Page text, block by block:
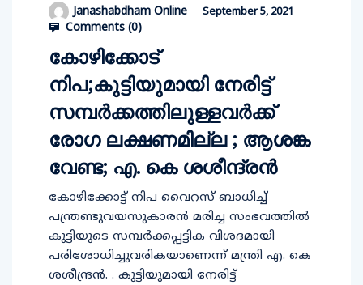
Janashabdham Online September 5, 2021
Comments (0)
കോഴിക്കോട്
നിപ;കുട്ടിയുമായി നേരിട്ട്
സമ്പർക്കത്തിലുള്ളവർക്ക്
രോഗ ലക്ഷണമില്ല ; ആശങ്ക
വേണ്ട; എ. കെ ശശീന്ദ്രന്‍
കോഴിക്കോട്ട് നിപ വൈറസ് ബാധിച്ച്
പന്ത്രണ്ടുവയസുകാരന്‍ മരിച്ച സംഭവത്തില്‍
കുട്ടിയുടെ സമ്പര്‍ക്കപ്പട്ടിക വിശദമായി
പരിശോധിച്ചുവരികയാണെന്ന് മന്ത്രി എ. കെ
ശശീന്ദ്രന്‍. . കുട്ടിയുമായി നേരിട്ട്